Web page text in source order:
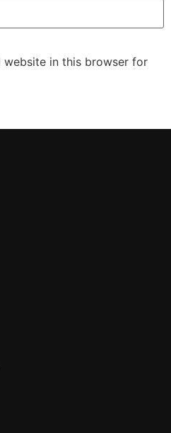
website in this browser for